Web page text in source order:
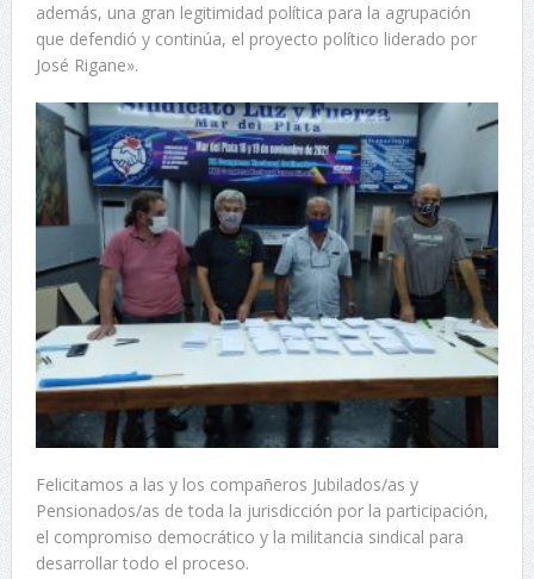
además, una gran legitimidad política para la agrupación
que defendió y continúa, el proyecto político liderado por
José Rigane».
Felicitamos a las y los compañeros Jubilados/as y
Pensionados/as de toda la jurisdicción por la participación,
el compromiso democrático y la militancia sindical para
desarrollar todo el proceso.